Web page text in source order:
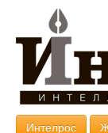
Интелрос